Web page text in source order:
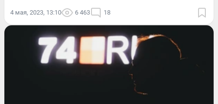
4 мая, 2023, 13:10 6 463 18